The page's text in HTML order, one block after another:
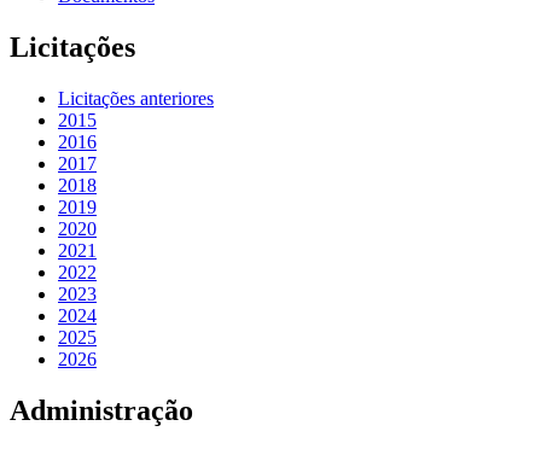
Licitações
Licitações anteriores
2015
2016
2017
2018
2019
2020
2021
2022
2023
2024
2025
2026
Administração